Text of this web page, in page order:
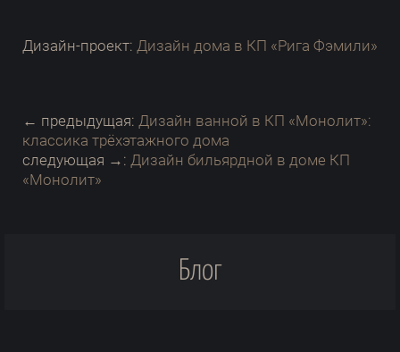
Дизайн-проект: Дизайн дома в КП «Рига Фэмили»
← предыдущая: Дизайн ванной в КП «Монолит»:
классика трёхэтажного дома
следующая →: Дизайн бильярдной в доме КП
«Монолит»
Блог